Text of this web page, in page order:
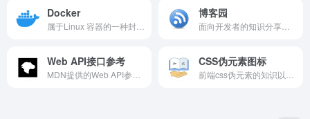
Docker 博客园
Web API接口参考 CSS伪元素图标